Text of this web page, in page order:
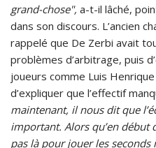
grand-chose", a-t-il lâché,
dans son discours. L’ancien
rappelé que De Zerbi avait
problèmes d’arbitrage, puis
joueurs comme Luis
d’expliquer que l’effectif
maintenant, il nous dit que
important. Alors qu’en début
pas là pour jouer les seconds